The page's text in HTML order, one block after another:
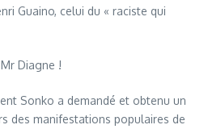
Guaino, celui du « raciste qui
Diagne !
Sonko a demandé et obtenu un
des manifestations populaires de